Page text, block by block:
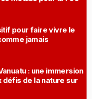
pour faire vivre le
jamais
: une immersion
de la nature sur